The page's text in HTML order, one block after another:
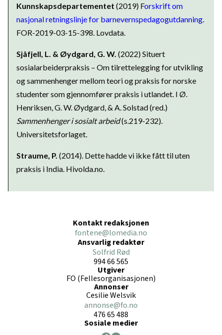
Kunnskapsdepartementet (2019) Forskrift om
nasjonal retningslinje for barnevernspedagogutdanning
FOR-2019-03-15-398. Lovdata.
Sjåfjell, L. & Øydgard, G. W. (2022) Situert
sosialarbeiderpraksis – Om tilrettelegging for utvikling
og sammenhenger mellom teori og praksis for norske
studenter som gjennomfører praksis i utlandet. I Ø.
Henriksen, G. W. Øydgard, & A. Solstad (red.)
Sammenhenger i sosialt arbeid(s.219-232).
Universitetsforlaget.
Straume, P. (2014). Dette hadde vi ikke fått til uten
praksis i India. Hivolda.no.
Kontakt redaksjonen
fontene@lomedia.no
Ansvarlig redaktør
Solfrid Rød
994 66 565
Utgiver
FO (Fellesorganisasjonen)
Annonser
Cesilie Welsvik
annonse@fo.no
476 65 488
Sosiale medier